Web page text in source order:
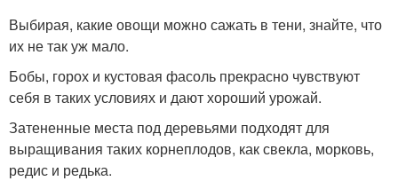
Выбирая, какие овощи можно сажать в тени, знайте, что
их не так уж мало.
Бобы, горох и кустовая фасоль прекрасно чувствуют
себя в таких условиях и дают хороший урожай.
Затененные места под деревьями подходят для
выращивания таких корнеплодов, как свекла, морковь,
редис и редька.